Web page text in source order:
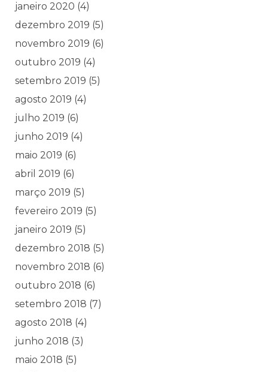
janeiro 2020 (4)
dezembro 2019 (5)
novembro 2019 (6)
outubro 2019 (4)
setembro 2019 (5)
agosto 2019 (4)
julho 2019 (6)
junho 2019 (4)
maio 2019 (6)
abril 2019 (6)
março 2019 (5)
fevereiro 2019 (5)
janeiro 2019 (5)
dezembro 2018 (5)
novembro 2018 (6)
outubro 2018 (6)
setembro 2018 (7)
agosto 2018 (4)
junho 2018 (3)
maio 2018 (5)